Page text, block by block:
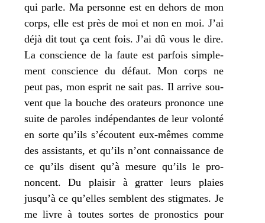
qui parle.Ma per­sonne est en dehors de mon
corps, elle est près de moi et non en moi. J’ai
déjà dit tout ça cent fois.J’ai dû vous le dire.
La conscience de la faute est par­fois sim­ple­
ment conscience du défaut.Mon corps ne
peut pas, mon esprit ne sait pas. Il arrive sou­
vent que la bouche des ora­teurs pro­nonce une
suite de paroles indé­pen­dantes de leur volon­té
en sorte qu’ils s’écoutent eux-mêmes comme
des assis­tants, et qu’ils n’ont connais­sance de
ce qu’ils disent qu’à mesure qu’ils le pro­
noncent. Du plai­sir à grat­ter leurs plaies
jusqu’à ce qu’elles semblent des stig­mates. Je
me livre à toutes sortes de pro­nos­tics pour